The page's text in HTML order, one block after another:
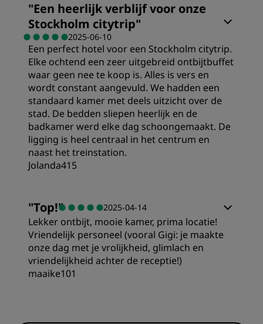
Service
"Een heerlijk verblijf voor onze
Stockholm citytrip"
2025-06-10
Een perfect hotel voor een Stockholm citytrip.
Elke ochtend een zeer uitgebreid ontbijtbuffet
waar geen nee te koop is. Alles is vers en
wordt constant aangevuld. We hadden een
standaard kamer met deels uitzicht over de
stad. De bedden sliepen heerlijk en de
badkamer werd elke dag schoongemaakt. De
ligging is heel centraal in het centrum en
naast het treinstation.
Jolanda415
Prijs/kwaliteit
Slaapkwaliteit
"Top!" 2025-04-14
Lekker ontbijt, mooie kamer, prima locatie!
Vriendelijk personeel (vooral Gigi: je maakte
onze dag met je vrolijkheid, glimlach en
vriendelijkheid achter de receptie!)
maaike101